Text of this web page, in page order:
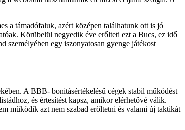
a támadófaluk, azért középen találhatunk ott is jó
Körübelül negyedik éve erőlteti ezt a Bucs, ez idő
személyében egy iszonyatosan gyenge játékost
A BBB- bonitásértékelésű cégek stabil működést
és értesítést kapsz, amikor elérhetővé válik.
működik azt nem szabad erőltetni és valami új taktikát